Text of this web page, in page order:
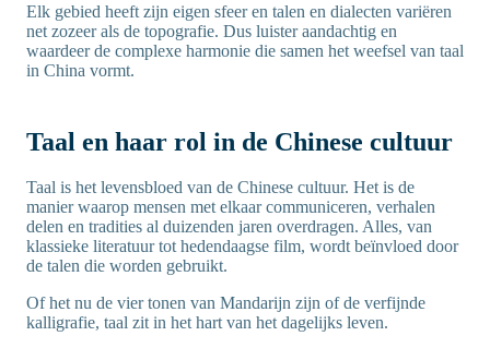
Elk gebied heeft zijn eigen sfeer en talen en dialecten variëren
net zozeer als de topografie. Dus luister aandachtig en
waardeer de complexe harmonie die samen het weefsel van taal
in China vormt.
Taal en haar rol in de Chinese cultuur
Taal is het levensbloed van de Chinese cultuur. Het is de
manier waarop mensen met elkaar communiceren, verhalen
delen en tradities al duizenden jaren overdragen. Alles, van
klassieke literatuur tot hedendaagse film, wordt beïnvloed door
de talen die worden gebruikt.
Of het nu de vier tonen van Mandarijn zijn of de verfijnde
kalligrafie, taal zit in het hart van het dagelijks leven.